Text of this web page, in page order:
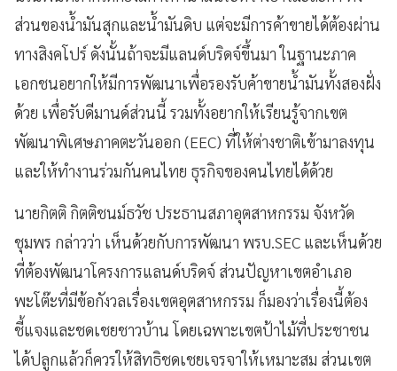
ส่วนของน้ำมันสุกและน้ำมันดิบ แต่จะมีการค้าขายได้ต้องผ่าน
ทางสิงคโปร์ ดังนั้นถ้าจะมีแลนด์บริดจ์ขึ้นมา ในฐานะภาค
เอกชนอยากให้มีการพัฒนาเพื่อรองรับค้าขายน้ำมันทั้งสองฝั่ง
ด้วย เพื่อรับดีมานด์ส่วนนี้ รวมทั้งอยากให้เรียนรู้จากเขต
พัฒนาพิเศษภาคตะวันออก (EEC) ที่ให้ต่างชาติเข้ามาลงทุน
และให้ทำงานร่วมกันคนไทย ธุรกิจของคนไทยได้ด้วย
นายกิตติ กิตติชนม์ธวัช ประธานสภาอุตสาหกรรม จังหวัด
ชุมพร กล่าวว่า เห็นด้วยกับการพัฒนา พรบ.SEC และเห็นด้วย
ที่ต้องพัฒนาโครงการแลนด์บริดจ์ ส่วนปัญหาเขตอำเภอ
พะโต๊ะที่มีข้อกังวลเรื่องเขตอุตสาหกรรม ก็มองว่าเรื่องนี้ต้อง
ชี้แจงและชดเชยชาวบ้าน โดยเฉพาะเขตป้าไม้ที่ประชาชน
ได้ปลูกแล้วก็ควรให้สิทธิชดเชยเจรจาให้เหมาะสม ส่วนเขต